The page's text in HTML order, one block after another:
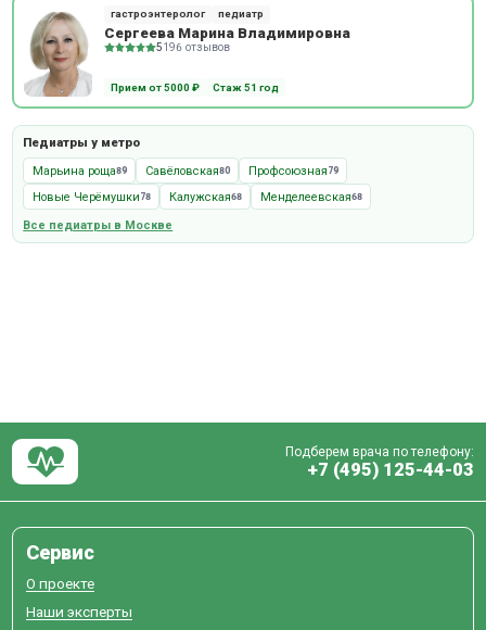
гастроэнтеролог педиатр
Сергеева Марина Владимировна
5196 отзывов
Прием от 5000 ₽ Стаж 51 год
Педиатры у метро
Марьина роща89 Савёловская80 Профсоюзная 79
Новые Черёмушки 78 Калужская68 Менделеевская68
Все педиатры в Москве
Подберем врача по телефону:
+7 (495) 125-44-03
Сервис
О проекте
Наши эксперты